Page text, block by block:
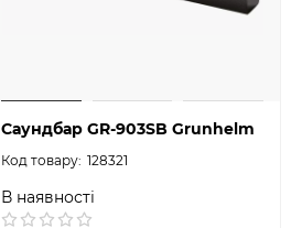
Саундбар GR-903SB Grunhelm
128321
В наявності